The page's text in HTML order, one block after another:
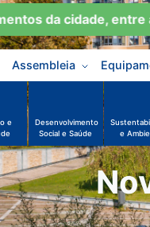
da cidade, entre
Assembleia
e
Desenvolvimento
Social e Saúde
e